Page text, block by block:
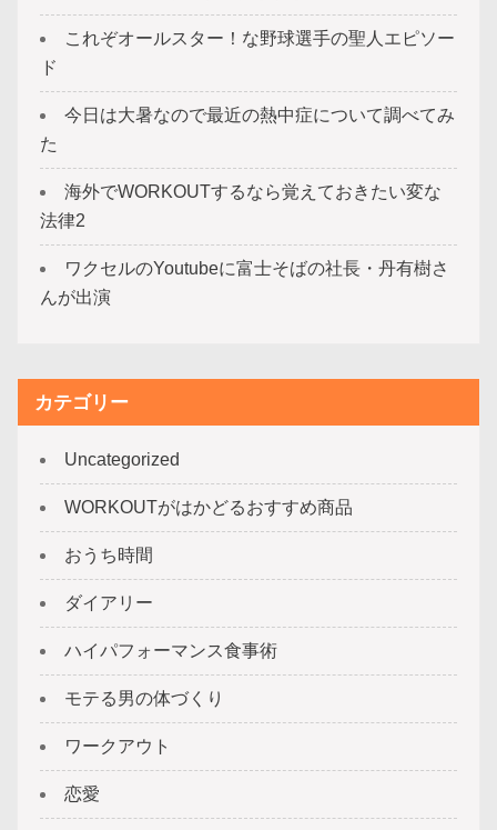
これぞオールスター！な野球選手の聖人エピソー
ド
今日は大暑なので最近の熱中症について調べてみ
た
海外でWORKOUTするなら覚えておきたい変な
法律2
ワクセルのYoutubeに富士そばの社長・丹有樹さ
んが出演
カテゴリー
Uncategorized
WORKOUTがはかどるおすすめ商品
おうち時間
ダイアリー
ハイパフォーマンス食事術
モテる男の体づくり
ワークアウト
恋愛